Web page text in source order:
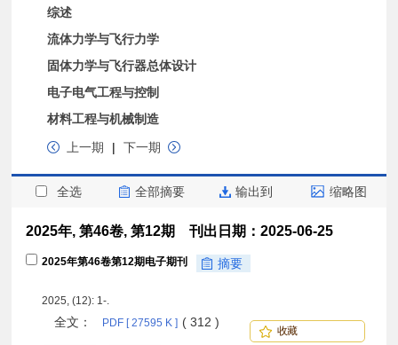
综述
流体力学与飞行力学
固体力学与飞行器总体设计
电子电气工程与控制
材料工程与机械制造
上一期
| 下一期
全选 全部摘要 输出到 缩略图
2025年, 第46卷, 第12期 刊出日期：2025-06-25
2025年第46卷第12期电子期刊 摘要
2025, (12): 1-.
全文： PDF [ 27595 K ] ( 312 )
收藏